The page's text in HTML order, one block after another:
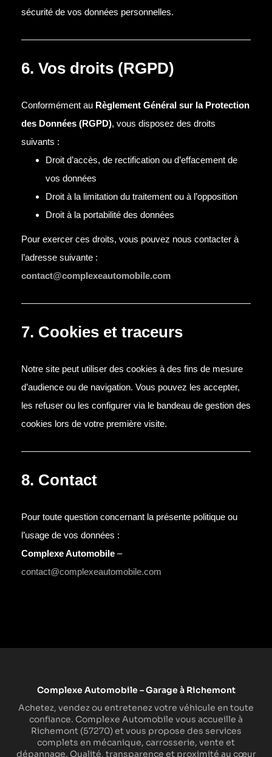
sécurité de vos données personnelles.
6. Vos droits (RGPD)
Conformément au Règlement Général sur la Protection
des Données (RGPD), vous disposez des droits
suivants :
Droit d’accès, de rectification ou d’effacement de
vos données
Droit à la limitation du traitement ou à l’opposition
Droit à la portabilité des données
Pour exercer ces droits, vous pouvez nous contacter à
l’adresse suivante :
contact@complexeautomobile.com
7. Cookies et traceurs
Notre site peut utiliser des cookies à des fins de mesure
d’audience ou de navigation. Vous pouvez les accepter,
les refuser ou les configurer via le bandeau de gestion des
cookies lors de votre première visite.
8. Contact
Pour toute question concernant la présente politique ou
l’usage de vos données :
Complexe Automobile –
contact@complexeautomobile.com
Complexe Automobile – Garage à Richemont
Achetez, vendez ou entretenez votre véhicule en toute
confiance. Complexe Automobile vous accueille à
Richemont (57270) et vous propose des services
complets en mécanique, carrosserie, vente et
dépannage. Qualité, transparence et proximité au cœur